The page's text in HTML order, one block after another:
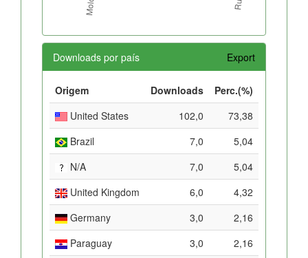
Downloads por país Export
Origem Downloads
Perc.(%)
United States
102,0
73,38
Brazil
7,0
5,04
N/A
7,0
5,04
United Kingdom
6,0
4,32
Germany
3,0
2,16
Paraguay
3,0
2,16